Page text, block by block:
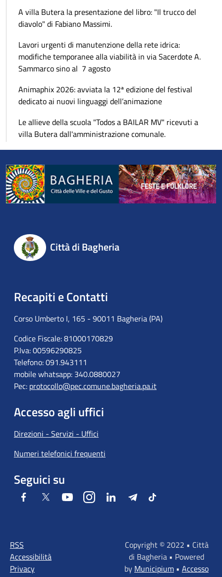
A villa Butera la presentazione del libro: "Il trucco del
diavolo" di Fabiano Massimi.
Lavori urgenti di manutenzione della rete idrica:
modifiche temporanee alla viabilità in via Sacerdote A.
Sammarco sino al 7 agosto
Animaphix 2026: avviata la 12ª edizione del festival
dedicato ai nuovi linguaggi dell’animazione
Le allieve della scuola "Todos a BAILAR MV" ricevuti a
villa Butera dall'amministrazione comunale.
Città di Bagheria
Recapiti e Contatti
Corso Umberto I, 165 - 90011 Bagheria (PA)
Codice Fiscale: 81000170829
P.Iva: 00596290825
Telefono: 091.943111
mobile whatsapp: 340.0880027
Pec: protocollo@pec.comune.bagheria.pa.it
Accesso agli uffici
Direzioni - Servizi - Uffici
Numeri telefonici frequenti
Seguici su
Facebook Twitter YoutubeInstagramLinkedIn TelegramTiktok
RSS
Accessibilità
Privacy
Copyright © 2022 • Città
di Bagheria • Powered
by Municipium • Accesso